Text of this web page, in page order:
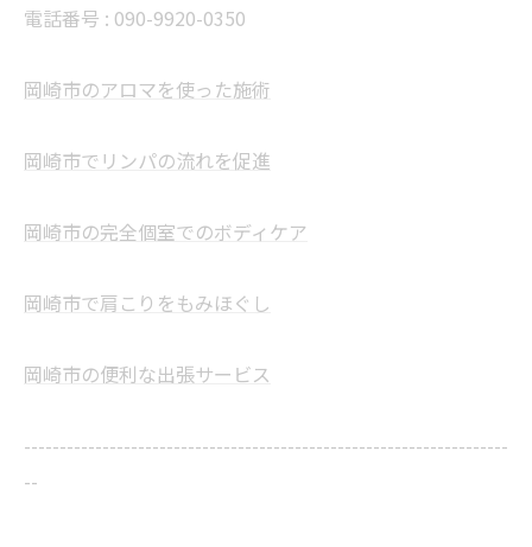
電話番号 : 090-9920-0350
岡崎市のアロマを使った施術
岡崎市でリンパの流れを促進
岡崎市の完全個室でのボディケア
岡崎市で肩こりをもみほぐし
岡崎市の便利な出張サービス
--------------------------------------------------------------------
--